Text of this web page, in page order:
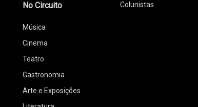
No Circuito
Música
Cinema
Teatro
Gastronomia
Arte e Exposições
Colunistas